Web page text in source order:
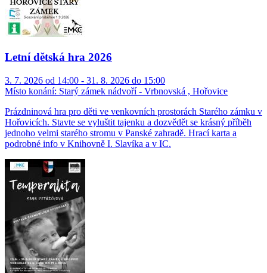
Letní dětská hra 2026
3. 7. 2026 od 14:00 - 31. 8. 2026 do 15:00
Místo konání: Starý zámek nádvoří - Vrbnovská , Hořovice
Prázdninová hra pro děti ve venkovních prostorách Starého zámku v
Hořovicích. Stavte se vyluštit tajenku a dozvědět se krásný příběh
jednoho velmi starého stromu v Panské zahradě. Hrací karta a
podrobné info v Knihovně I. Slavíka a v IC.